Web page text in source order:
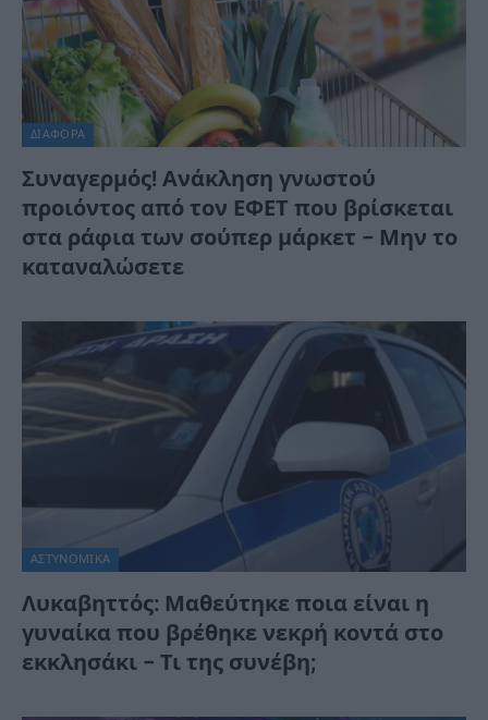
ΔΙΆΦΟΡΑ
Συναγερμός! Ανάκληση γνωστού
προιόντος από τον ΕΦΕΤ που βρίσκεται
στα ράφια των σούπερ μάρκετ – Μην το
καταναλώσετε
ΑΣΤΥΝΟΜΙΚΑ
Λυκαβηττός: Μαθεύτηκε ποια είναι η
γυναίκα που βρέθηκε νεκρή κοντά στο
εκκλησάκι – Τι της συνέβη;